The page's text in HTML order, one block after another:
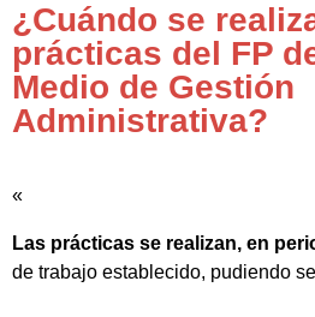
¿Cuándo se
prácticas del FP
Medio de Gestión
Administrativa?
«
Las prácticas se realizan, en
de trabajo establecido, pudiendo